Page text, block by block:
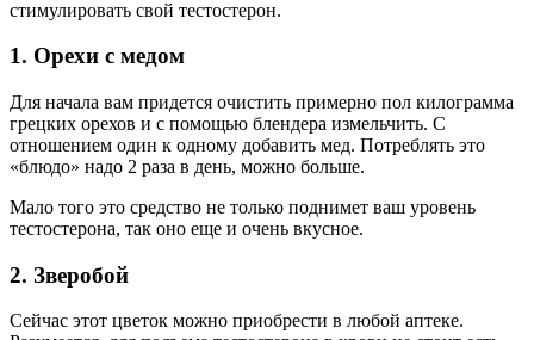
стимулировать свой тестостерон.
1. Орехи с медом
Для начала вам придется очистить примерно пол килограмма
грецких орехов и с помощью блендера измельчить. С
отношением один к одному добавить мед. Потреблять это
«блюдо» надо 2 раза в день, можно больше.
Мало того это средство не только поднимет ваш уровень
тестостерона, так оно еще и очень вкусное.
2. Зверобой
Сейчас этот цветок можно приобрести в любой аптеке.